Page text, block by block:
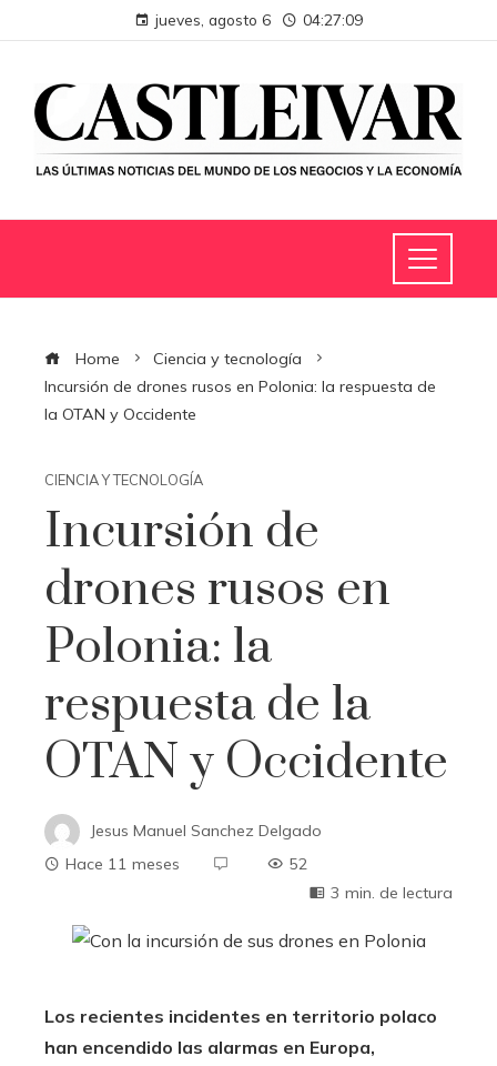
jueves, agosto 6 04:27:10
Home
Ciencia y tecnología
Incursión de drones rusos en Polonia: la respuesta de
la OTAN y Occidente
CIENCIA Y TECNOLOGÍA
Incursión de
drones rusos en
Polonia: la
respuesta de la
OTAN y Occidente
Jesus Manuel Sanchez Delgado
Hace 11 meses
52
3 min. de lectura
Los recientes incidentes en territorio polaco
han encendido las alarmas en Europa,